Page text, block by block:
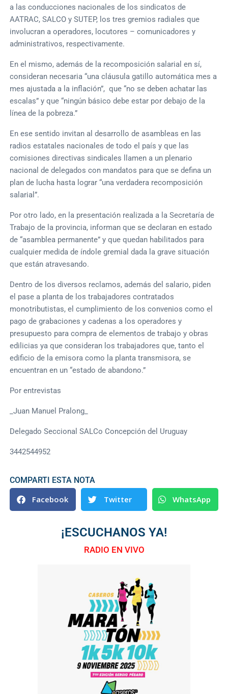
a las conducciones nacionales de los sindicatos de
AATRAC, SALCO y SUTEP, los tres gremios radiales que
involucran a operadores, locutores – comunicadores y
administrativos, respectivamente.
En el mismo, además de la recomposición salarial en sí,
consideran necesaria “una cláusula gatillo automática mes a
mes ajustada a la inflación”, que “no se deben achatar las
escalas” y que “ningún básico debe estar por debajo de la
línea de la pobreza.”
En ese sentido invitan al desarrollo de asambleas en las
radios estatales nacionales de todo el país y que las
comisiones directivas sindicales llamen a un plenario
nacional de delegados con mandatos para que se defina un
plan de lucha hasta lograr “una verdadera recomposición
salarial”.
Por otro lado, en la presentación realizada a la Secretaría de
Trabajo de la provincia, informan que se declaran en estado
de “asamblea permanente” y que quedan habilitados para
cualquier medida de índole gremial dada la grave situación
que están atravesando.
Dentro de los diversos reclamos, además del salario, piden
el pase a planta de los trabajadores contratados
monotributistas, el cumplimiento de los convenios como el
pago de grabaciones y cadenas a los operadores y
presupuesto para compra de elementos de trabajo y obras
edilicias ya que consideran los trabajadores que, tanto el
edificio de la emisora como la planta transmisora, se
encuentran en un “estado de abandono.”
Por entrevistas
_Juan Manuel Pralong_
Delegado Seccional SALCo Concepción del Uruguay
3442544952
COMPARTI ESTA NOTA
Facebook Twitter WhatsApp
¡ESCUCHANOS YA!
RADIO EN VIVO